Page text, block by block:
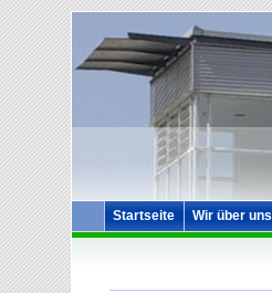
Startseite Wir über uns